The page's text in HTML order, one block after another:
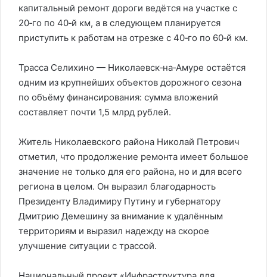
капитальный ремонт дороги ведётся на участке с
20‑го по 40‑й км, а в следующем планируется
приступить к работам на отрезке с 40‑го по 60‑й км.
Трасса Селихино — Николаевск‑на‑Амуре остаётся
одним из крупнейших объектов дорожного сезона
по объёму финансирования: сумма вложений
составляет почти 1,5 млрд рублей.
Житель Николаевского района Николай Петрович
отметил, что продолжение ремонта имеет большое
значение не только для его района, но и для всего
региона в целом. Он выразил благодарность
Президенту Владимиру Путину и губернатору
Дмитрию Демешину за внимание к удалённым
территориям и выразил надежду на скорое
улучшение ситуации с трассой.